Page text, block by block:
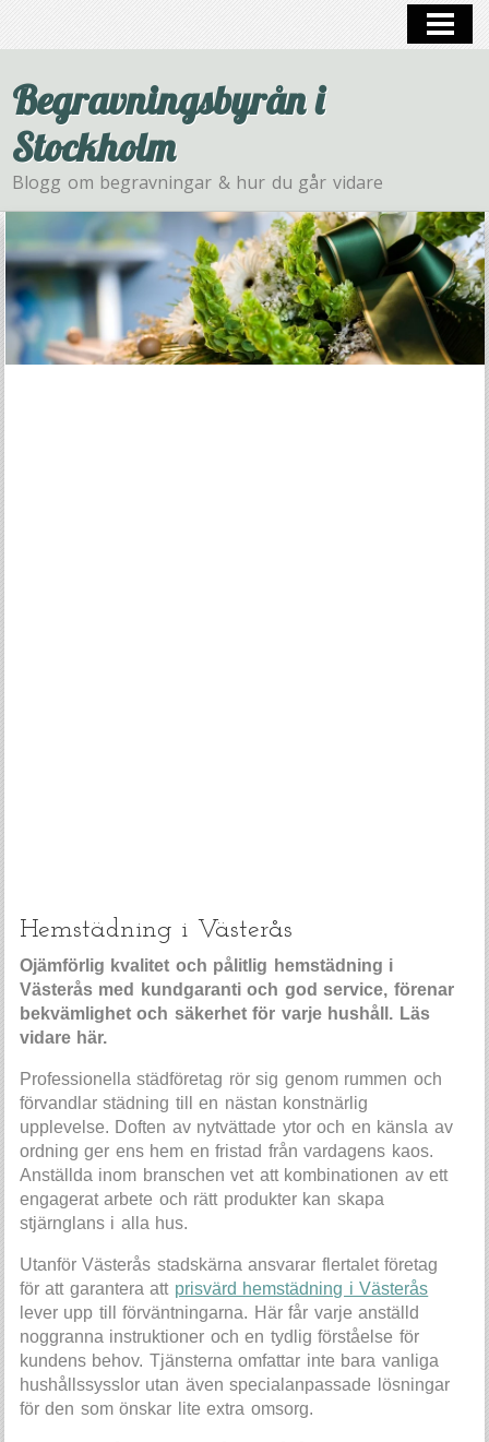
Begravningsbyrån i
Stockholm
Blogg om begravningar & hur du går vidare
Hemstädning i Västerås
Ojämförlig kvalitet och pålitlig hemstädning i
Västerås med kundgaranti och god service, förenar
bekvämlighet och säkerhet för varje hushåll. Läs
vidare här.
Professionella städföretag rör sig genom rummen och
förvandlar städning till en nästan konstnärlig
upplevelse. Doften av nytvättade ytor och en känsla av
ordning ger ens hem en fristad från vardagens kaos.
Anställda inom branschen vet att kombinationen av ett
engagerat arbete och rätt produkter kan skapa
stjärnglans i alla hus.
Utanför Västerås stadskärna ansvarar flertalet företag
för att garantera att prisvärd hemstädning i Västerås
lever upp till förväntningarna. Här får varje anställd
noggranna instruktioner och en tydlig förståelse för
kundens behov. Tjänsterna omfattar inte bara vanliga
hushållssysslor utan även specialanpassade lösningar
för den som önskar lite extra omsorg.